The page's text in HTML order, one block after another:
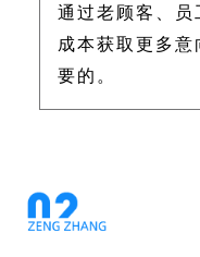
通过老顾客、
成本获取更多
要的。